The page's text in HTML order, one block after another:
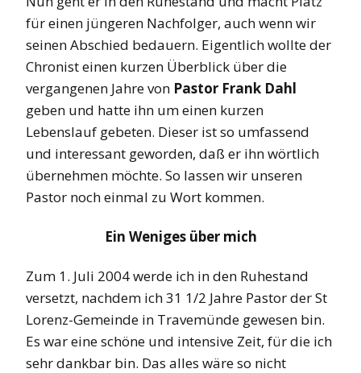
für einen jüngeren Nachfolger, auch wenn wir
seinen Abschied bedauern. Eigentlich wollte der
Chronist einen kurzen Überblick über die
vergangenen Jahre von Pastor Frank Dahl
geben und hatte ihn um einen kurzen
Lebenslauf gebeten. Dieser ist so umfassend
und interessant geworden, daß er ihn wörtlich
übernehmen möchte. So lassen wir unseren
Pastor noch einmal zu Wort kommen.
Ein Weniges über mich
Zum 1. Juli 2004 werde ich in den Ruhestand
versetzt, nachdem ich 31 1/2 Jahre Pastor der St
Lorenz-Gemeinde in Travemünde gewesen bin.
Es war eine schöne und intensive Zeit, für die ich
sehr dankbar bin. Das alles wäre so nicht